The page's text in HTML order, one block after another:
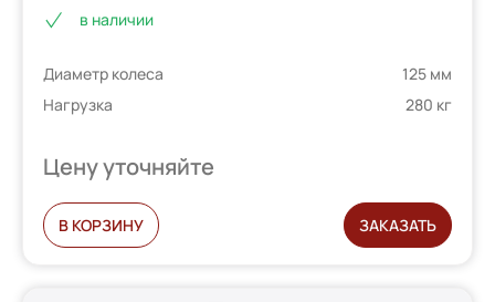
опроса
пользователей
в наличии
Диаметр колеса
125 мм
Нагрузка
280 кг
Цену уточняйте
В КОРЗИНУ ЗАКАЗАТЬ